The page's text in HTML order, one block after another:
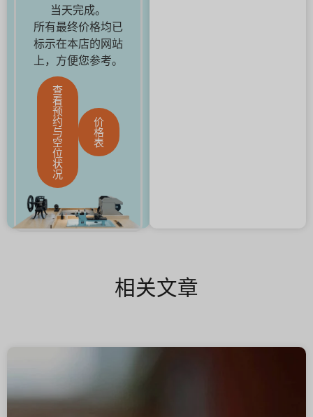
当天完成。
所有最终价格均已
标示在本店的网站
上，方便您参考。
查
看
预
约
与
空
位
状
况
价
格
表
相关文章